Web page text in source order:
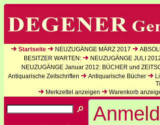
Startseite NEUZUGÄNGE MÄRZ 2017
BESITZER WARTEN:
NEUZUGÄNGE JULI
NEUZUGÄNGE Januar 2012: BÜCHER und
Antiquarische Zeitschriften
Antiquarische Bücher
Merkzettel anzeigen
Warenkorb